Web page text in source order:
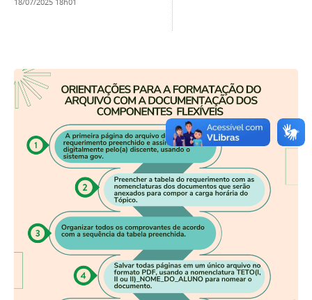
18/07/2025 18h01